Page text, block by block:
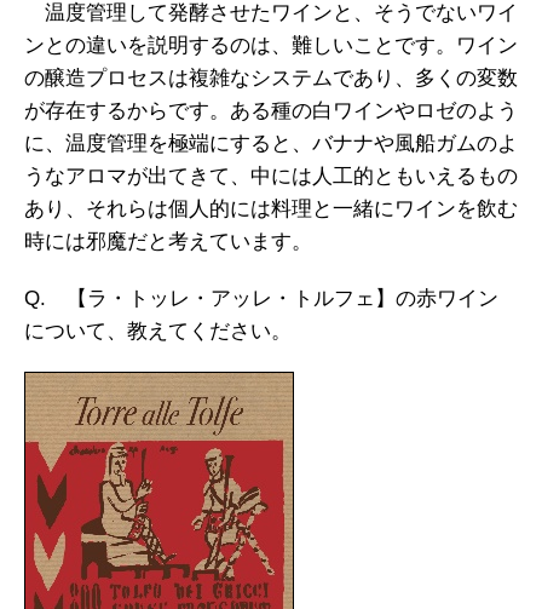
温度管理して発酵させたワインと、そうでないワイ
ンとの違いを説明するのは、難しいことです。ワイン
の醸造プロセスは複雑なシステムであり、多くの変数
が存在するからです。ある種の白ワインやロゼのよう
に、温度管理を極端にすると、バナナや風船ガムのよ
うなアロマが出てきて、中には人工的ともいえるもの
あり、それらは個人的には料理と一緒にワインを飲む
時には邪魔だと考えています。
Q. 【ラ・トッレ・アッレ・トルフェ】の赤ワイン
について、教えてください。